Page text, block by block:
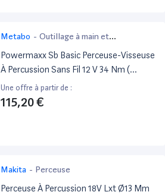
Metabo - Outillage à main et
électroportatif
Powermaxx Sb Basic Perceuse-Visseuse
À Percussion Sans Fil 12 V 34 Nm (
600385500 ) + 2X Batterie 2,0 Ah +
Chargeur + Coffret - Metabo
Une offre à partir de :
115,20 €
Makita - Perceuse
Perceuse À Percussion 18V Lxt Ø13 Mm